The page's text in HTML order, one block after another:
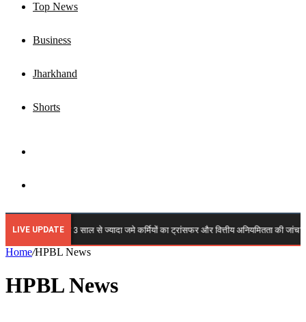
Top News
Business
Jharkhand
Shorts
for
LIVE UPDATE
में कब होगी 3 साल से ज्यादा जमे कर्मियों का ट्रांसफर और वित्तीय अनियमितता की जांच?
Home/HPBL News
HPBL News